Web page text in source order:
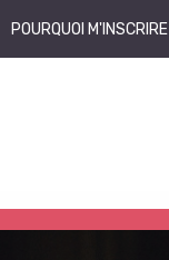
POURQUOI M'INSCRIRE